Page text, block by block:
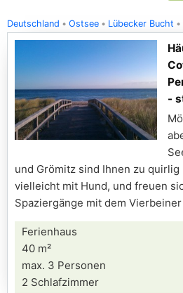
Deutschland Ostsee Lübecker Bucht
-
und Grömitz sind Ihnen zu
vielleicht mit Hund, und freuen
Spaziergänge mit dem
Ferienhaus
40 m²
max. 3 Personen
2 Schlafzimmer